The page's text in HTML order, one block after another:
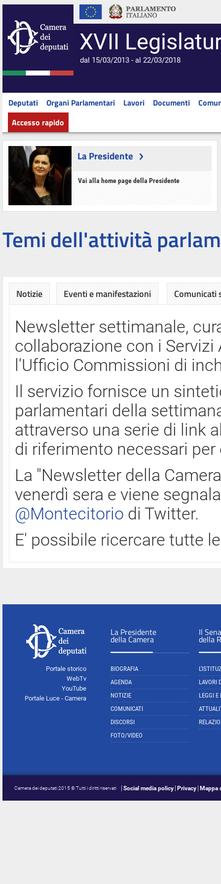
XVII
dal 15/03/2013 - al 22/03/2018
Deputati Organi Parlamentari Lavori Documenti
Accesso rapido
La Presidente
Vai alla home page della Presidente
Temi dell'attività
Notizie Eventi e manifestazioni Comunicati
Newsletter settimanale,
collaborazione con i
l'Ufficio Commissioni di
Il servizio fornisce un
parlamentari della
attraverso una serie di link
di riferimento necessari
La "Newsletter della
venerdì sera e viene
@Montecitorio di Twitter.
E' possibile ricercare tutte
Portale storico
WebTv
YouTube
Portale Luce - Camera
La Presidente
della Camera
BIOGRAFIA
AGENDA
NOTIZIE
COMUNICATI
DISCORSI
FOTO/VIDEO
Il
della
LAVORI
LEGGI E
Camera dei deputati 2015 © Tutti i diritti riservati Social media policy Privacy Mappa